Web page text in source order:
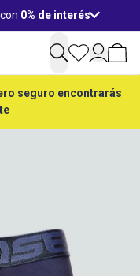
con 0% de interés
seguro encontrarás